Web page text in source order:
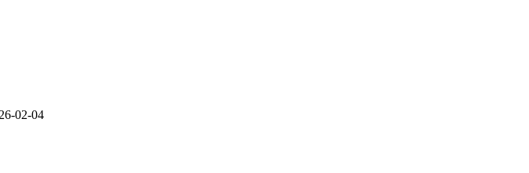
02-04